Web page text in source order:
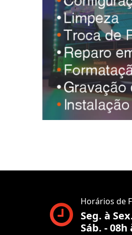
Horários de
Seg. à
Sáb. - 08h